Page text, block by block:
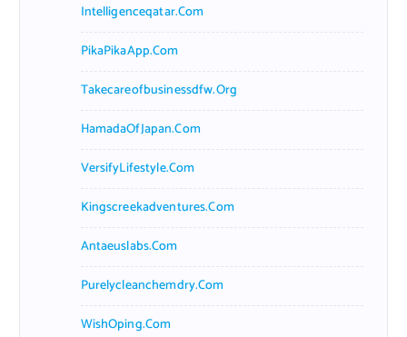
Intelligenceqatar.com
PikaPikaApp.com
Takecareofbusinessdfw.org
HamadaOfJapan.com
VersifyLifestyle.com
Kingscreekadventures.com
Antaeuslabs.com
Purelycleanchemdry.com
WishOping.com